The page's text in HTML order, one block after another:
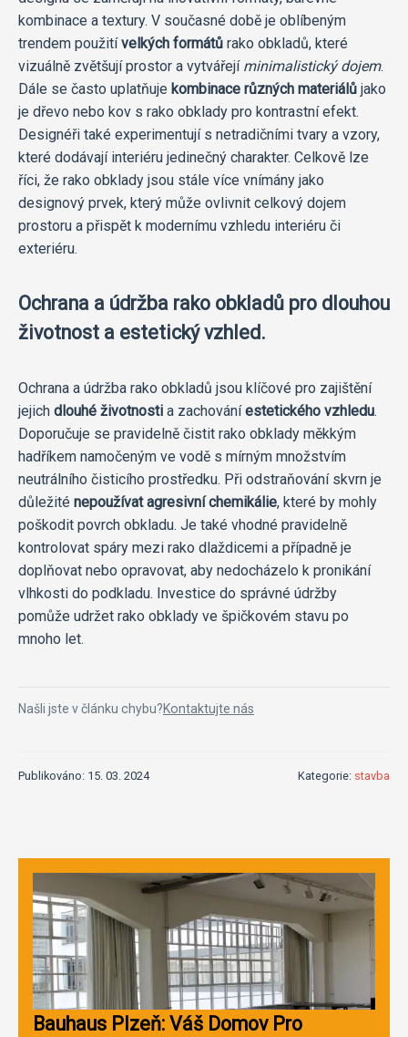
kombinace a textury. V současné době je oblíbeným
trendem použitívelkých formátů rako obkladů, které
vizuálně zvětšují prostor a vytvářejí minimalistický dojem.
Dále se často uplatňuje kombinace různých materiálů jako
je dřevo nebo kov s rako obklady pro kontrastní efekt.
Designéři také experimentují s netradičními tvary a vzory,
které dodávají interiéru jedinečný charakter. Celkově lze
říci, že rako obklady jsou stále více vnímány jako
designový prvek, který může ovlivnit celkový dojem
prostoru a přispět k modernímu vzhledu interiéru či
exteriéru.
Ochrana a údržba rako obkladů pro dlouhou
životnost a estetický vzhled.
Ochrana a údržba rako obkladů jsou klíčové pro zajištění
jejich dlouhé životnosti a zachováníestetického vzhledu.
Doporučuje se pravidelně čistit rako obklady měkkým
hadříkem namočeným ve vodě s mírným množstvím
neutrálního čisticího prostředku. Při odstraňování skvrn je
důležité nepoužívat agresivní chemikálie, které by mohly
poškodit povrch obkladu. Je také vhodné pravidelně
kontrolovat spáry mezi rako dlaždicemi a případně je
doplňovat nebo opravovat, aby nedocházelo k pronikání
vlhkosti do podkladu. Investice do správné údržby
pomůže udržet rako obklady ve špičkovém stavu po
mnoho let.
Našli jste v článku chybu?Kontaktujte nás
Publikováno: 15. 03. 2024 Kategorie: stavba
Bauhaus Plzeň: Váš Domov Pro